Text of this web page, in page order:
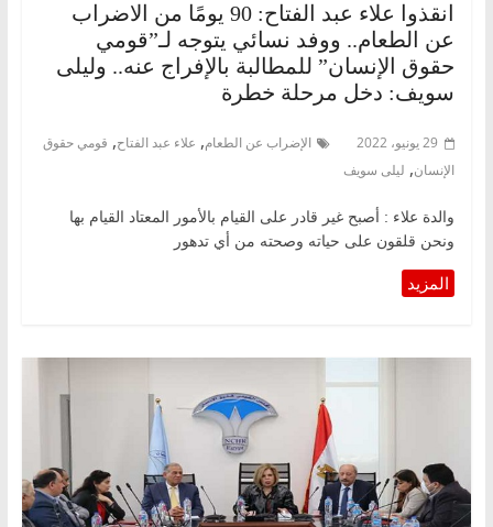
انقذوا علاء عبد الفتاح: 90 يومًا من الاضراب
عن الطعام.. ووفد نسائي يتوجه لـ”قومي
حقوق الإنسان” للمطالبة بالإفراج عنه.. وليلى
سويف: دخل مرحلة خطرة
29 يونيو، 2022 الإضراب عن الطعام, علاء عبد الفتاح, قومي حقوق
الإنسان, ليلى سويف
والدة علاء : أصبح غير قادر على القيام بالأمور المعتاد القيام بها
ونحن قلقون على حياته وصحته من أي تدهور